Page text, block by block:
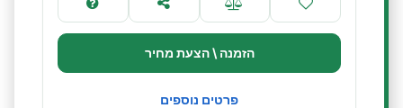
הזמנה \ הצעת מחיר
פרטים נוספים